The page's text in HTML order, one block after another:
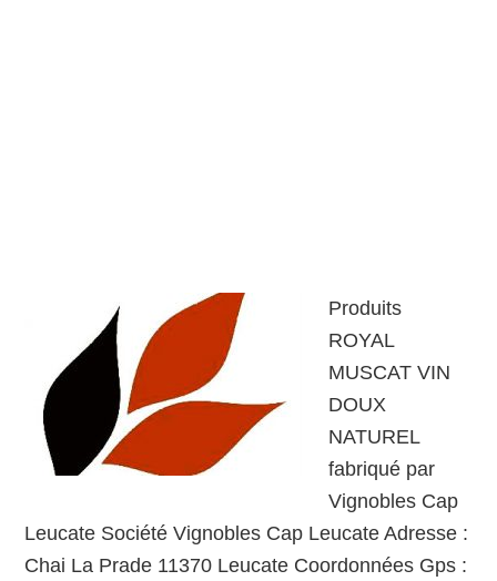
Produits
ROYAL
MUSCAT VIN
DOUX
NATUREL
fabriqué par
Vignobles Cap
Leucate Société Vignobles Cap Leucate Adresse :
Chai La Prade 11370 Leucate Coordonnées Gps :